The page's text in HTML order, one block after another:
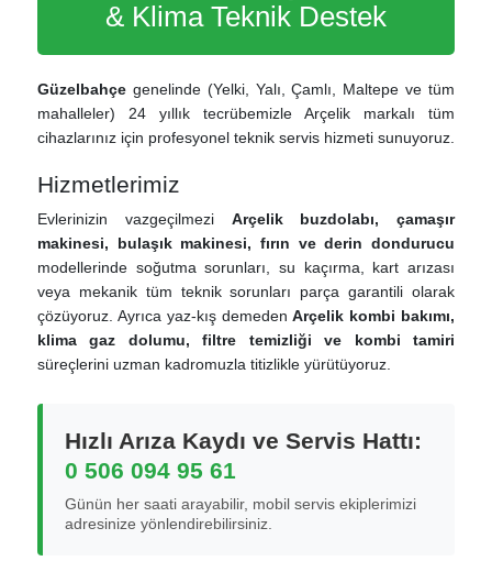
& Klima Teknik Destek
Güzelbahçe genelinde (Yelki, Yalı, Çamlı, Maltepe ve tüm
mahalleler) 24 yıllık tecrübemizle Arçelik markalı tüm
cihazlarınız için profesyonel teknik servis hizmeti sunuyoruz.
Hizmetlerimiz
Evlerinizin vazgeçilmezi Arçelik buzdolabı, çamaşır
makinesi, bulaşık makinesi, fırın ve derin dondurucu
modellerinde soğutma sorunları, su kaçırma, kart arızası
veya mekanik tüm teknik sorunları parça garantili olarak
çözüyoruz. Ayrıca yaz-kış demedenArçelik kombi bakımı,
klima gaz dolumu, filtre temizliği ve kombi tamiri
süreçlerini uzman kadromuzla titizlikle yürütüyoruz.
Hızlı Arıza Kaydı ve Servis Hattı:
0 506 094 95 61
Günün her saati arayabilir, mobil servis ekiplerimizi
adresinize yönlendirebilirsiniz.